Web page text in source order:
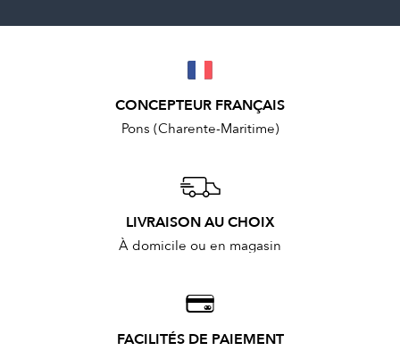
CONCEPTEUR FRANÇAIS
Pons (Charente-Maritime)
LIVRAISON AU CHOIX
À domicile ou en magasin
FACILITÉS DE PAIEMENT